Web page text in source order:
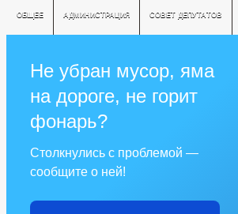
ОБЩЕЕ АДМИНИСТРАЦИЯ СОВЕТ ДЕПУТАТОВ
Не убран мусор, яма
на дороге, не горит
фонарь?
Столкнулись с проблемой —
сообщите о ней!